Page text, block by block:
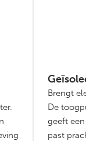
Brengt
De
geeft
past